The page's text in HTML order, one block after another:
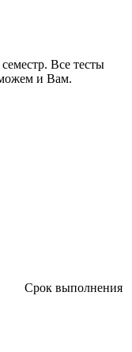
Все тесты
и Вам.
Срок выполнения